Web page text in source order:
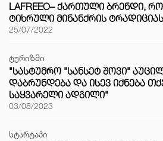
LAFREEO– ᲥᲐᲠᲗᲣᲚᲘ ᲑᲠᲔᲜᲓᲘ,
ᲢᲘᲮᲠᲣᲚᲘ ᲛᲘᲜᲐᲜᲥᲠᲘᲡ
25/07/2022
ტურიზმი
"ᲡᲐᲡᲢᲣᲛᲠᲝ "ᲡᲐᲜᲡᲔᲢ ᲨᲝᲕᲘ"
ᲓᲐᲑᲠᲣᲜᲓᲔᲑᲐ ᲓᲐ ᲘᲡᲔᲕ ᲘᲥᲜᲔᲑᲐ
ᲡᲐᲧᲕᲐᲠᲔᲚᲘ ᲐᲓᲒᲘᲚᲘ"
03/08/2023
სტარტაპი